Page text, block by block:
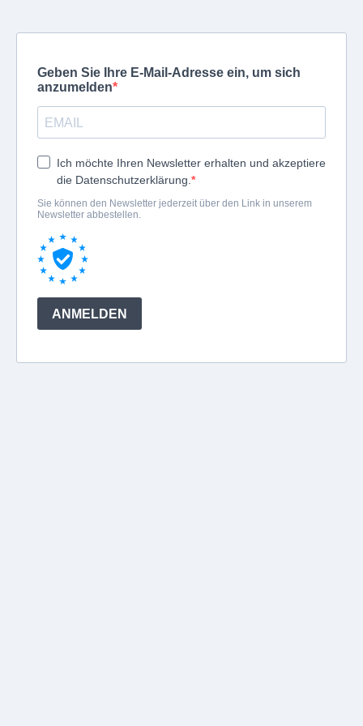
Geben Sie Ihre E-Mail-Adresse ein, um sich
anzumelden
Ich möchte Ihren Newsletter erhalten und akzeptiere
die Datenschutzerklärung.
Sie können den Newsletter jederzeit über den Link in unserem
Newsletter abbestellen.
ANMELDEN